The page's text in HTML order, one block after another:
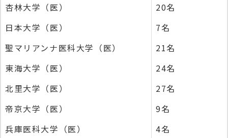
杏林大学（医）
20名
日本大学（医）
7名
聖マリアンナ医科大学（医）
21名
東海大学（医）
24名
北里大学（医）
27名
帝京大学（医）
9名
兵庫医科大学（医）
4名